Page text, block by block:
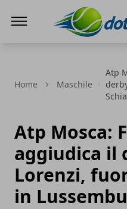
Home Maschile
Atp
Atp Mosca:
aggiudica il
Lorenzi,
in